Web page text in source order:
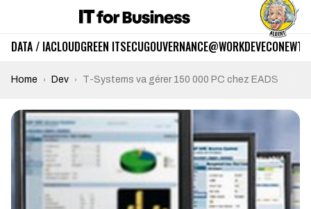
DATA / IACLOUDGREEN ITSECUGOUVERNANCE@WORKDEVECO
Home Dev T-Systems va gérer 150 000 PC chez EADS